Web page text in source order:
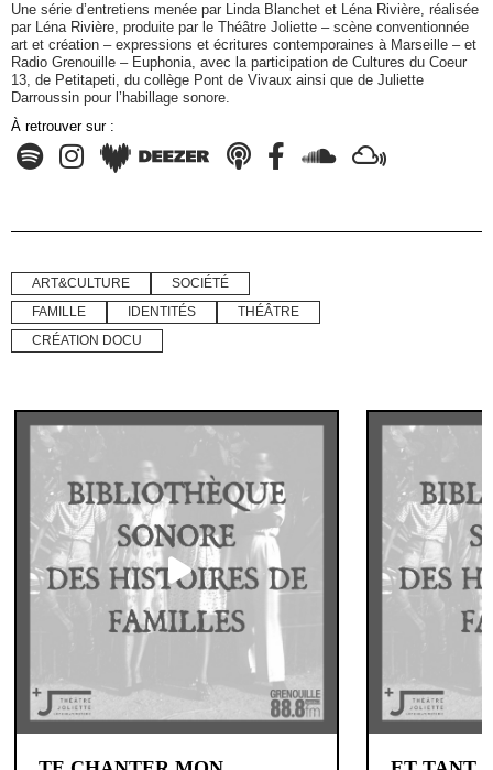
Une série d’entretiens menée par Linda Blanchet et Léna Rivière, réalisée
par Léna Rivière, produite par le Théâtre Joliette – scène conventionnée
art et création – expressions et écritures contemporaines à Marseille – et
Radio Grenouille – Euphonia, avec la participation de Cultures du Coeur
13, de Petitapeti, du collège Pont de Vivaux ainsi que de Juliette
Darroussin pour l’habillage sonore.
À retrouver sur :
ART&CULTURE
SOCIÉTÉ
FAMILLE
IDENTITÉS
THÉÂTRE
CRÉATION DOCU